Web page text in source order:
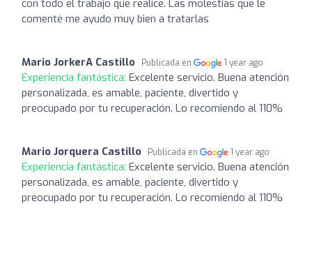
con todo el trabajo que realice. Las molestias que le
comenté me ayudo muy bien a tratarlas
Mario JorkerA Castillo Publicada en 1 year ago
Experiencia fantástica: Excelente servicio. Buena atención
personalizada, es amable, paciente, divertido y
preocupado por tu recuperación. Lo recomiendo al 110%
Mario Jorquera Castillo Publicada en 1 year ago
Experiencia fantástica: Excelente servicio. Buena atención
personalizada, es amable, paciente, divertido y
preocupado por tu recuperación. Lo recomiendo al 110%